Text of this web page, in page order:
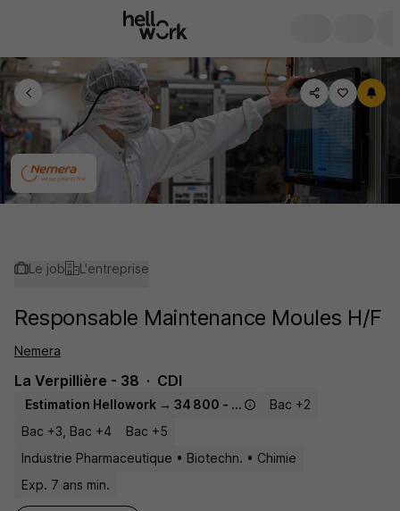
Le job L'entreprise
Responsable Maintenance Moules H/F
Nemera
La Verpillière - 38 CDI
Estimation Hellowork → 34 800 - 50 000 € / an
Bac +2
Bac +3, Bac +4
Bac +5
Industrie Pharmaceutique • Biotechn. • Chimie
Exp. 7 ans min.